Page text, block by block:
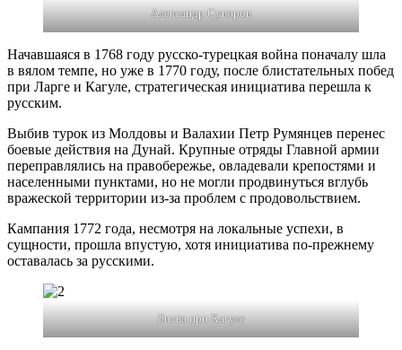
Александр Суворов
Начавшаяся в 1768 году русско-турецкая война поначалу шла
в вялом темпе, но уже в 1770 году, после блистательных побед
при Ларге и Кагуле, стратегическая инициатива перешла к
русским.
Выбив турок из Молдовы и Валахии Петр Румянцев перенес
боевые действия на Дунай. Крупные отряды Главной армии
переправлялись на правобережье, овладевали крепостями и
населенными пунктами, но не могли продвинуться вглубь
вражеской территории из-за проблем с продовольствием.
Кампания 1772 года, несмотря на локальные успехи, в
сущности, прошла впустую, хотя инициатива по-прежнему
оставалась за русскими.
Битва при Кагуле